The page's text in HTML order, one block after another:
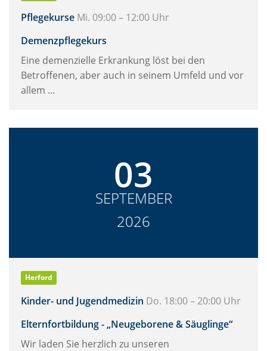
Pflegekurse Mi. 09:00 – 12:00 Uhr
Demenzpflegekurs
Eine demenzielle Erkrankung löst bei den
Betroffenen, aber auch in seinem Umfeld und vor
allem ...
03
SEPTEMBER
2026
Herford
Kinder- und Jugendmedizin Do. 18:00 – 20:00 Uhr
Elternfortbildung - „Neugeborene & Säuglinge“
Wir laden Sie herzlich zu unseren